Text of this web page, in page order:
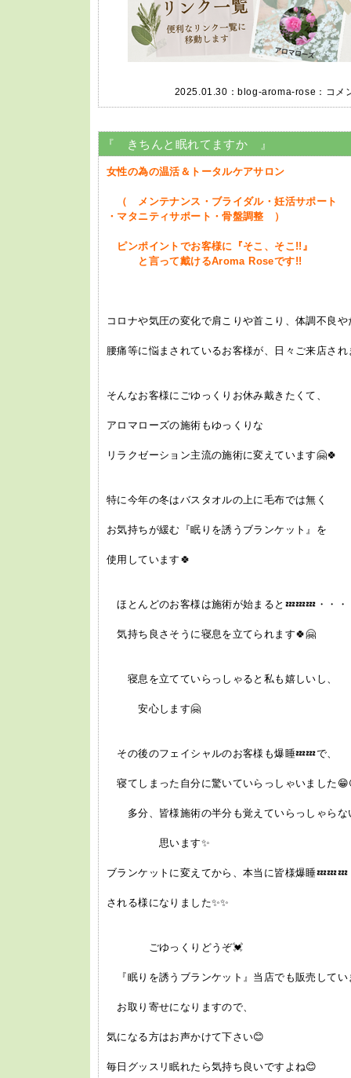
2025.01.30： blog-aroma-rose ： コメ
『 きちんと眠れてますか 』
女性の為の温活＆トータルケアサロン
（ メンテナンス・ブライダル・妊活サポート
・マタニティサポート・骨盤調整 ）
ピンポイントでお客様に『そこ、そこ!!』
と言って戴けるAroma Roseです!!
コロナや気圧の変化で肩こりや首こり、体調不良や
腰痛等に悩まされているお客様が、日々ご来店さ
そんなお客様にごゆっくりお休み戴きたくて、
アロマローズの施術もゆっくりな
リラクゼーション主流の施術に変えています🤗🍀
特に今年の冬はバスタオルの上に毛布では無く
お気持ちが緩む『眠りを誘うブランケット』を
使用しています🍀
ほとんどのお客様は施術が始まると💤💤💤・・・
気持ち良さそうに寝息を立てられます🍀🤗
寝息を立てていらっしゃると私も嬉しいし、
安心します🤗
その後のフェイシャルのお客様も爆睡💤💤で、
寝てしまった自分に驚いていらっしゃいました
多分、皆様施術の半分も覚えていらっしゃらな
思います✨
ブランケットに変えてから、本当に皆様爆睡💤💤💤
される様になりました✨✨
ごゆっくりどうぞ💓
『眠りを誘うブランケット』当店でも販売してい
お取り寄せになりますので、
気になる方はお声かけて下さい😊
毎日グッスリ眠れたら気持ち良いですよね😊